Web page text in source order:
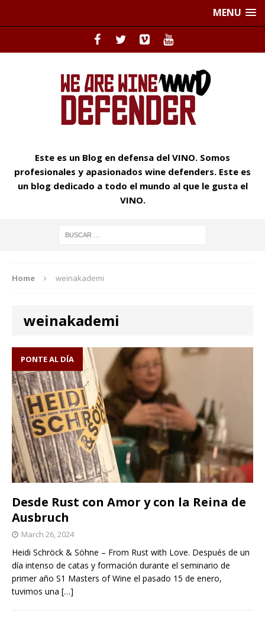
MENU
Este es un Blog en defensa del VINO. Somos
profesionales y apasionados wine defenders. Este es
un blog dedicado a todo el mundo al que le gusta el
VINO.
Home weinakademi
weinakademi
PONTE AL DÍA
Desde Rust con Amor y con la Reina de
Ausbruch
March 26, 2024
Heidi Schröck & Söhne – From Rust with Love. Después de un
día intenso de catas y formación durante el seminario de
primer año S1 Masters of Wine el pasado 15 de enero,
tuvimos una […]